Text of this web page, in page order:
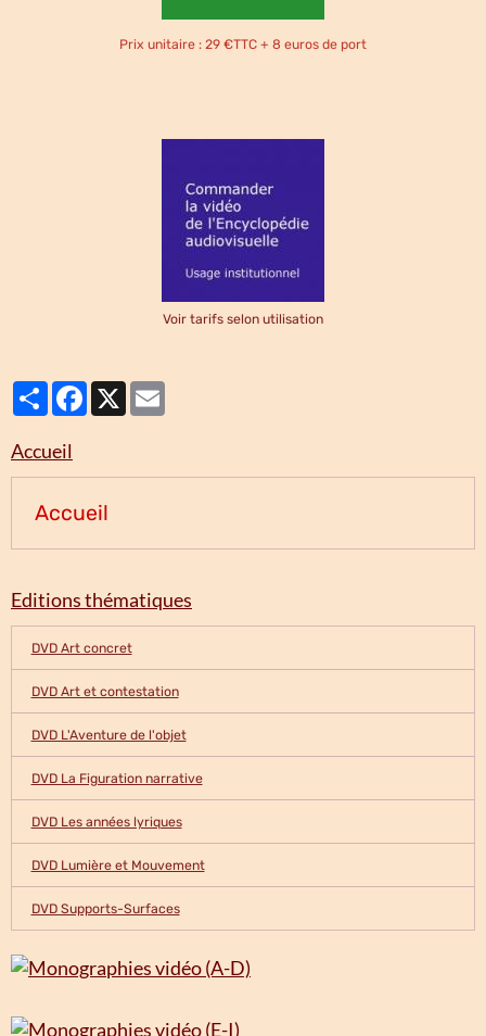
Prix unitaire : 29 €TTC + 8 euros de port
Voir tarifs selon utilisation
PartagerFacebook
Accueil
Accueil
Editions thématiques
DVD Art concret
DVD Art et contestation
DVD L'Aventure de l'objet
DVD La Figuration narrative
DVD Les années lyriques
DVD Lumière et Mouvement
DVD Supports-Surfaces